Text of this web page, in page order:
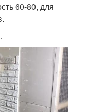
60-80, для